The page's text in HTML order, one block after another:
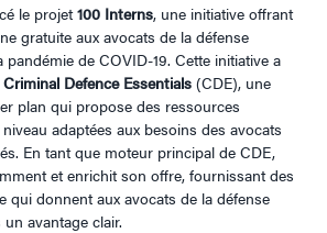
le projet100 Interns, une initiative offrant
gratuite aux avocats de la défense
de COVID-19. Cette initiative a
Criminal Defence Essentials (CDE), une
plan qui propose des ressources
adaptées aux besoins des avocats
En tant que moteur principal de CDE,
et enrichit son offre, fournissant des
qui donnent aux avocats de la défense
avantage clair.